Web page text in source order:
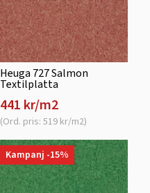
Heuga 727 Salmon
Textilplatta
441 kr/m2
(Ord. pris: 519 kr/m2)
Kampanj -15%